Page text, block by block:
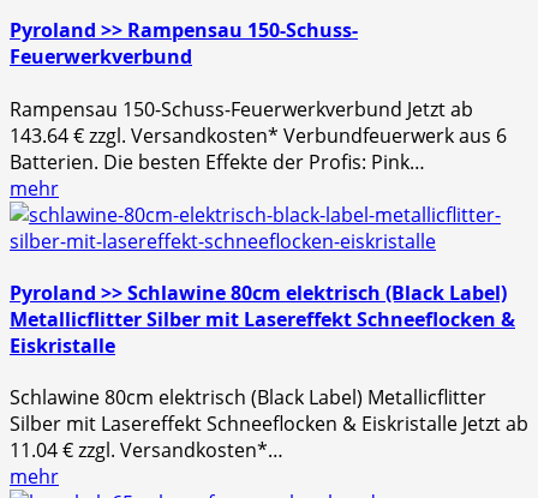
Pyroland >> Rampensau 150-Schuss-
Feuerwerkverbund
Rampensau 150-Schuss-Feuerwerkverbund Jetzt ab
143.64 € zzgl. Versandkosten* Verbundfeuerwerk aus 6
Batterien. Die besten Effekte der Profis: Pink…
mehr
Pyroland >> Schlawine 80cm elektrisch (Black Label)
Metallicflitter Silber mit Lasereffekt Schneeflocken &
Eiskristalle
Schlawine 80cm elektrisch (Black Label) Metallicflitter
Silber mit Lasereffekt Schneeflocken & Eiskristalle Jetzt ab
11.04 € zzgl. Versandkosten*…
mehr